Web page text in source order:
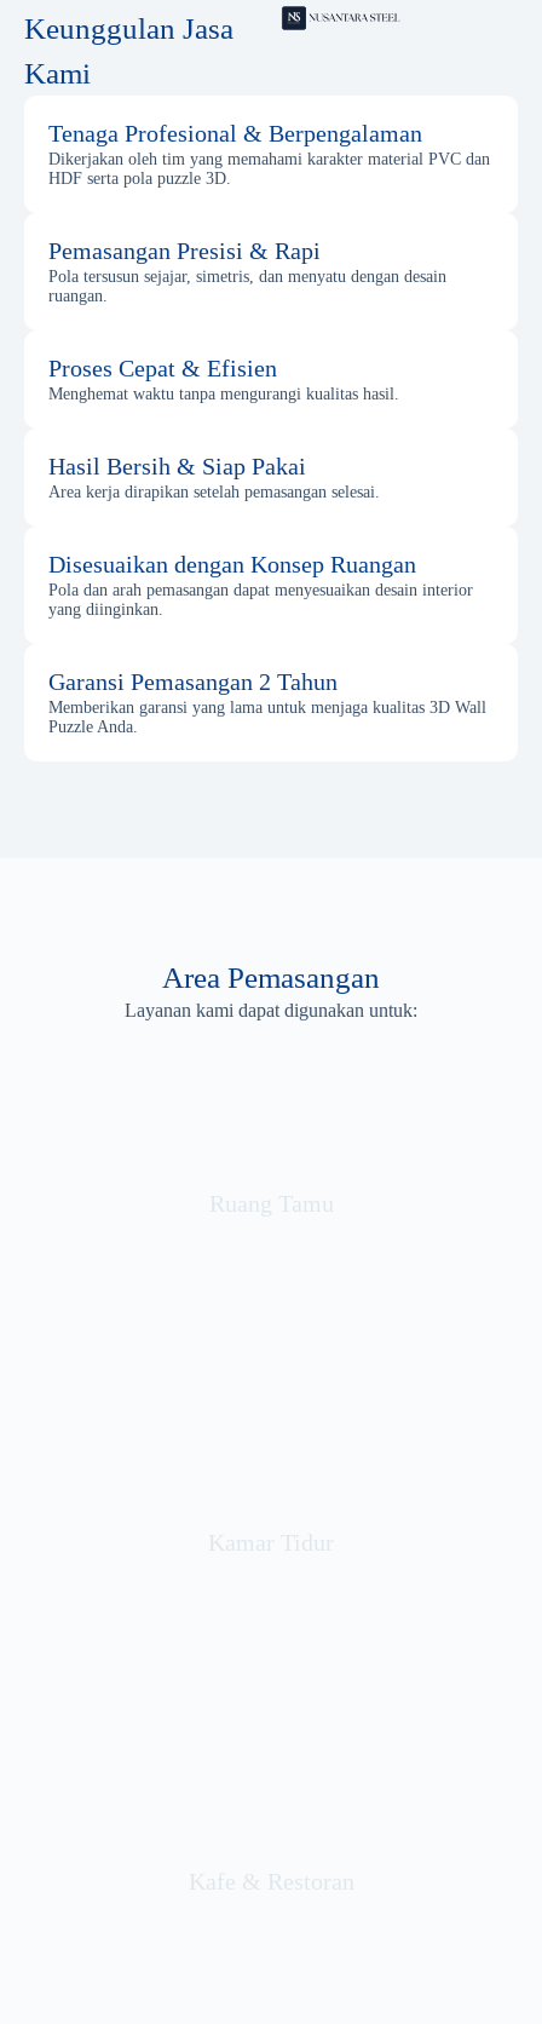
Keunggulan Jasa
Kami
Tenaga Profesional & Berpengalaman
Dikerjakan oleh tim yang memahami karakter material PVC dan
HDF serta pola puzzle 3D.
Pemasangan Presisi & Rapi
Pola tersusun sejajar, simetris, dan menyatu dengan desain
ruangan.
Proses Cepat & Efisien
Menghemat waktu tanpa mengurangi kualitas hasil.
Hasil Bersih & Siap Pakai
Area kerja dirapikan setelah pemasangan selesai.
Disesuaikan dengan Konsep Ruangan
Pola dan arah pemasangan dapat menyesuaikan desain interior
yang diinginkan.
Garansi Pemasangan 2 Tahun
Memberikan garansi yang lama untuk menjaga kualitas 3D Wall
Puzzle Anda.
Area Pemasangan
Layanan kami dapat digunakan untuk:
Ruang Tamu
Kamar Tidur
Kafe & Restoran